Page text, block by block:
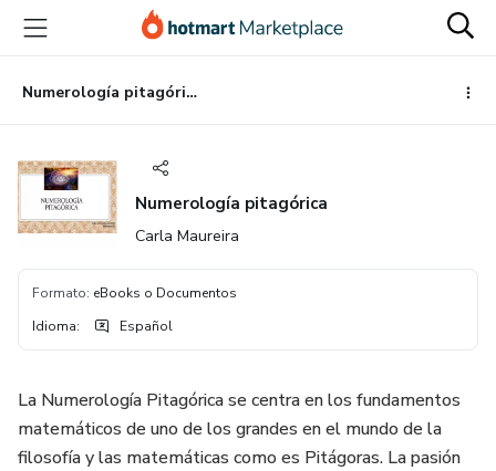
principal
página
de
página
Numerología pitagórica
Numerología pitagórica
Carla Maureira
Formato: eBooks o Documentos
Idioma: Español
La Numerología Pitagórica se centra en los fundamentos
matemáticos de uno de los grandes en el mundo de la
filosofía y las matemáticas como es Pitágoras. La pasión